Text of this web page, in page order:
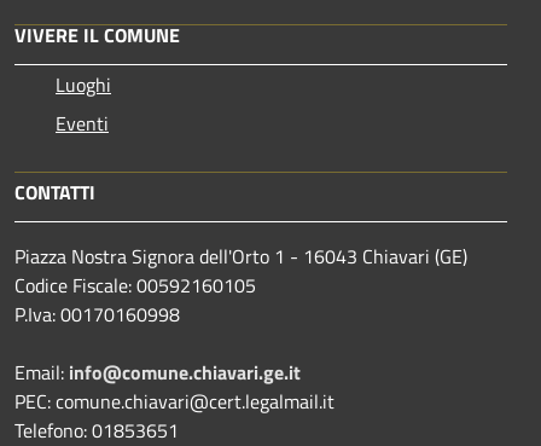
VIVERE IL COMUNE
Luoghi
Eventi
CONTATTI
Piazza Nostra Signora dell'Orto 1 - 16043 Chiavari (GE)
Codice Fiscale: 00592160105
P.Iva: 00170160998
Email: info@comune.chiavari.ge.it
PEC: comune.chiavari@cert.legalmail.it
Telefono: 01853651